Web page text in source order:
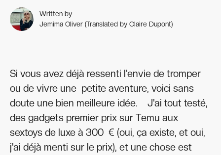
Written by
Jemima Oliver (Translated by Claire Dupont)
Si vous avez déjà ressenti l'envie de tromper
ou de vivre une petite aventure, voici sans
doute une bien meilleure idée. J'ai tout testé,
des gadgets premier prix sur Temu aux
sextoys de luxe à 300 € (oui, ça existe, et oui,
j'ai déjà menti sur le prix), et une chose est